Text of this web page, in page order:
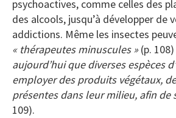
psychoactives, comme celles des
des alcools, jusqu’à développer de
addictions. Même les insectes
« thérapeutes minuscules » (p. 108)
aujourd’hui que diverses espèces
employer des produits végétaux,
présentes dans leur milieu, afin de
109).